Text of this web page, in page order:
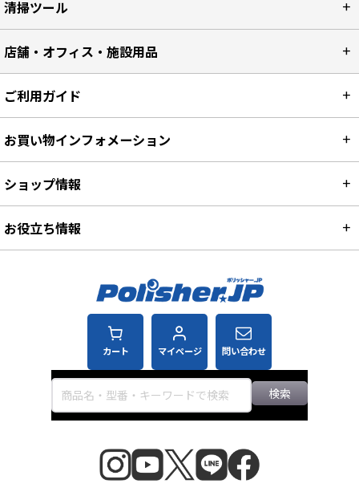
清掃ツール
店舗・オフィス・施設用品
カート マイページ 問い合わせ
検索
ご利用ガイド
お買い物インフォメーション
ショップ情報
お役立ち情報